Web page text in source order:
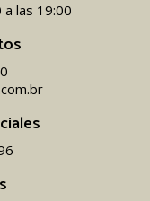
a las 19:00